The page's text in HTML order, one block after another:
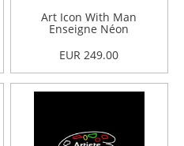
Art Icon With Man
Enseigne Néon
EUR 249.00